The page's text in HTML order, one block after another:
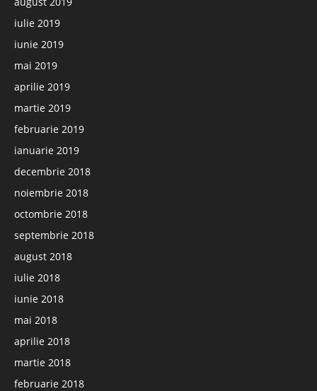
iulie 2019
iunie 2019
mai 2019
aprilie 2019
martie 2019
februarie 2019
ianuarie 2019
decembrie 2018
noiembrie 2018
octombrie 2018
septembrie 2018
august 2018
iulie 2018
iunie 2018
mai 2018
aprilie 2018
martie 2018
februarie 2018